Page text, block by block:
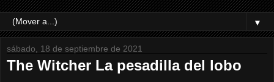
▼
sábado, 18 de septiembre de 2021
The Witcher La pesadilla del lobo